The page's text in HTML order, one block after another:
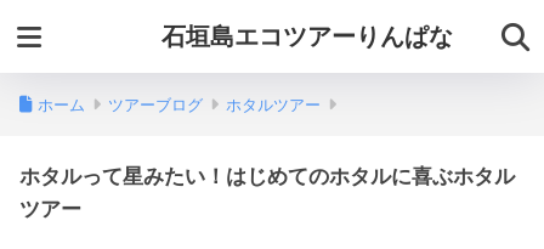
石垣島エコツアーりんぱな
ホーム ツアーブログ ホタルツアー
ホタルって星みたい！はじめてのホタルに喜ぶホタル
ツアー